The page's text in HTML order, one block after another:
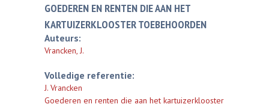
GOEDEREN EN RENTEN DIE AAN HET
KARTUIZERKLOOSTER TOEBEHOORDEN
Auteurs:
Vrancken, J.
Volledige referentie:
J. Vrancken
Goederen en renten die aan het kartuizerklooster